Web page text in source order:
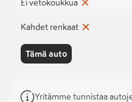
Ei vetokoukkua
Kahdet renkaat
Tämä auto
Yritämme tunnistaa